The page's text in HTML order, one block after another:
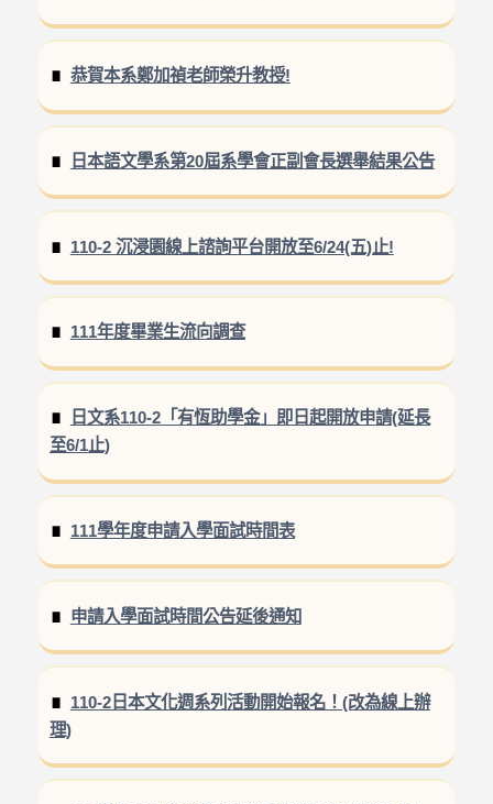
恭賀本系鄭加禎老師榮升教授!
日本語文學系第20屆系學會正副會長選舉結果公告
110-2 沉浸園線上諮詢平台開放至6/24(五)止!
111年度畢業生流向調查
日文系110-2「有恆助學金」即日起開放申請(延長
至6/1止)
111學年度申請入學面試時間表
申請入學面試時間公告延後通知
110-2日本文化週系列活動開始報名！(改為線上辦
理)